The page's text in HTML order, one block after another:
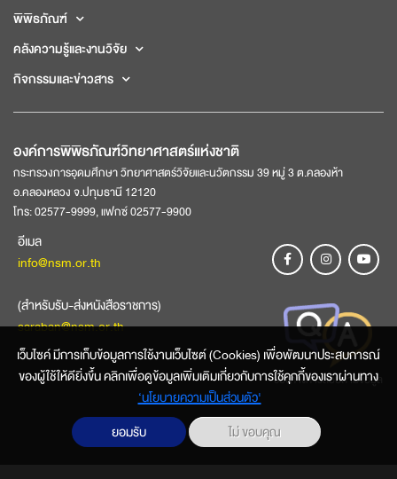
พิพิธภัณฑ์
คลังความรู้และงานวิจัย
กิจกรรมและข่าวสาร
องค์การพิพิธภัณฑ์วิทยาศาสตร์แห่งชาติ
กระทรวงการอุดมศึกษา วิทยาศาสตร์วิจัยและนวัตกรรม 39 หมู่ 3 ต.คลองห้า
อ.คลองหลวง จ.ปทุมธานี 12120
โทร: 02577-9999, แฟกซ์ 02577-9900
อีเมล
info@nsm.or.th
(สำหรับรับ-ส่งหนังสือราชการ)
saraban@nsm.or.th
ช่องทางการสอบถามข้อมูล
เว็บไซค์ มีการเก็บข้อมูลการใช้งานเว็บไซต์ (Cookies) เพื่อพัฒนาประสบการณ์
ของผู้ใช้ให้ดียิ่งขึ้น คลิกเพื่อดูข้อมูลเพิ่มเติมเกี่ยวกับการใช้คุกกี้ของเราผ่านทาง
‘นโยบายความเป็นส่วนตัว'
ยอมรับ
ไม่ ขอบคุณ